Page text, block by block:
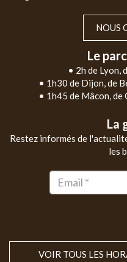
NOUS
Le
• 2h de Lyon,
• 1h30 de Dijon, de
• 1h45 de Mâcon, de
La
Restez informés de
les
VOIR TOUS LES